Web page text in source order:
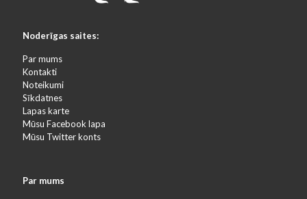
Noderīgas saites:
Par mums
Kontakti
Noteikumi
Sīkdatnes
Lapas karte
Mūsu Facebook lapa
Mūsu Twitter konts
Par mums